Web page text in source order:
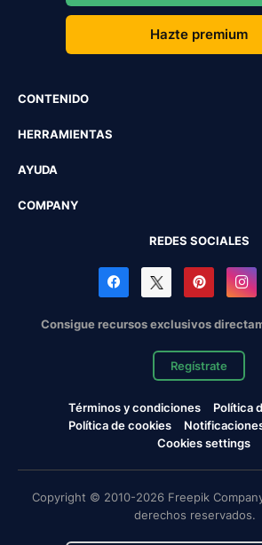
Hazte premium
CONTENIDO
HERRAMIENTAS
AYUDA
COMPANY
REDES SOCIALES
Consigue recursos exclusivos
Regístrate
Términos y condiciones
Política
Política de cookies
Cookies settings
Copyright © 2010-2026 Freepik
derechos reservados.